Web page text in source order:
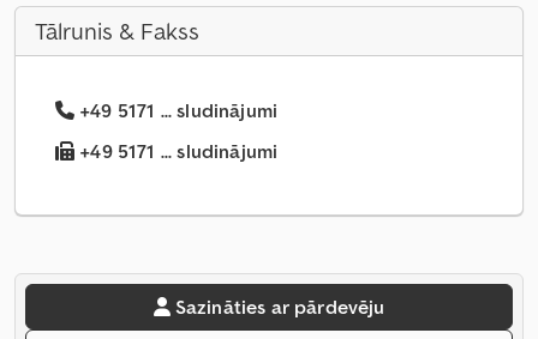
Tālrunis & Fakss
+49 5171 ... sludinājumi
+49 5171 ... sludinājumi
Sazināties ar pārdevēju